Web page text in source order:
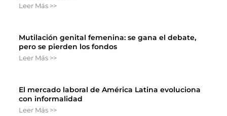
Leer Más >>
Mutilación genital femenina: se gana el debate,
pero se pierden los fondos
Leer Más >>
El mercado laboral de América Latina evoluciona
con informalidad
Leer Más >>